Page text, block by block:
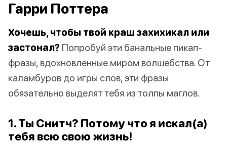
Гарри Поттера
Хочешь, чтобы твой краш захихикал или
застонал? Попробуй эти банальные пикап-
фразы, вдохновленные миром волшебства. От
каламбуров до игры слов, эти фразы
обязательно выделят тебя из толпы маглов.
1. Ты Снитч? Потому что я искал(а)
тебя всю свою жизнь!